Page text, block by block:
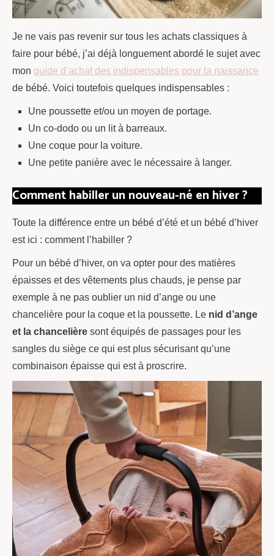
Je ne vais pas revenir sur tous les achats classiques à
faire pour bébé, j’ai déjà longuement abordé le sujet avec
mon guide d’achat des indispensables pour la naissance
de bébé. Voici toutefois quelques indispensables :
Une poussette et/ou un moyen de portage.
Un co-dodo ou un lit à barreaux.
Une coque pour la voiture.
Une petite panière avec le nécessaire à langer.
Comment habiller un nouveau-né en hiver ?
Toute la différence entre un bébé d’été et un bébé d’hiver
est ici : comment l’habiller ?
Pour un bébé d’hiver, on va opter pour des matières
épaisses et des vêtements plus chauds, je pense par
exemple à ne pas oublier un nid d’ange ou une
chancelière pour la coque et la poussette. Le nid d’ange
et la chancelière sont équipés de passages pour les
sangles du siège ce qui est plus sécurisant qu’une
combinaison épaisse qui est à proscrire.